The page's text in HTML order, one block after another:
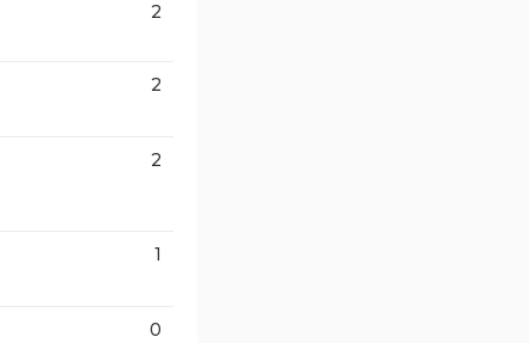
2
2
2
1
0